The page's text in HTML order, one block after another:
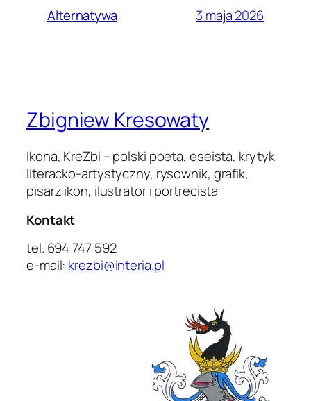
Alternatywa 3 maja 2026
Zbigniew Kresowaty
Ikona, KreZbi – polski poeta, eseista, krytyk
literacko-artystyczny, rysownik, grafik,
pisarz ikon, ilustrator i portrecista
Kontakt
tel. 694 747 592
e-mail: krezbi@interia.pl